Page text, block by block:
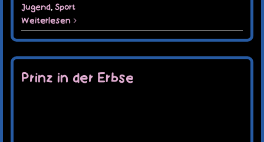
Jugend, Sport
Weiterlesen
Prinz in der Erbse